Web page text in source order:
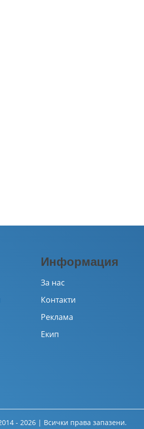
Информация
За нас
Контакти
Реклама
Екип
- 2026 | Всички права запазени.